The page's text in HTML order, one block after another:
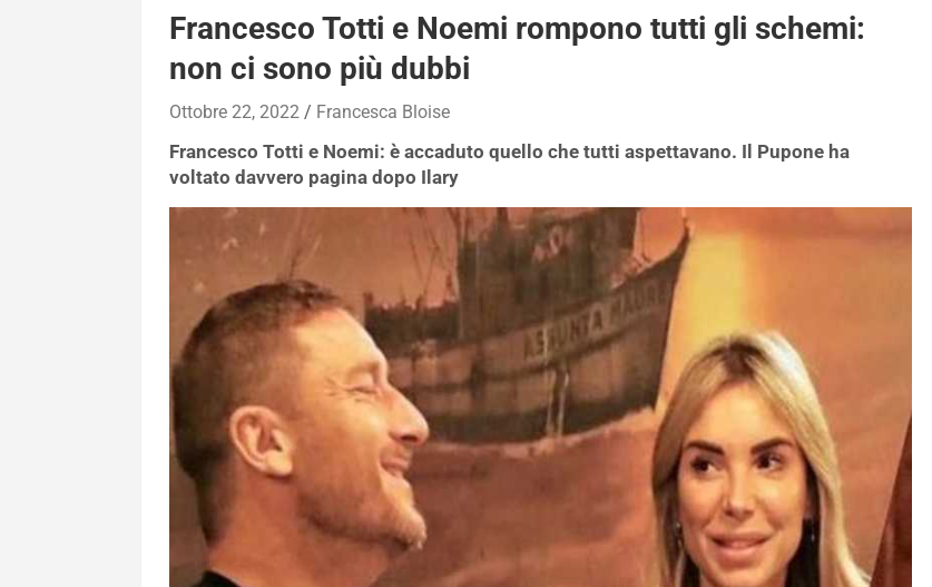
Francesco Totti e Noemi rompono tutti gli schemi:
non ci sono più dubbi
Ottobre 22, 2022 Francesca Bloise
Francesco Totti e Noemi: è accaduto quello che tutti aspettavano. Il Pupone ha
voltato davvero pagina dopo Ilary